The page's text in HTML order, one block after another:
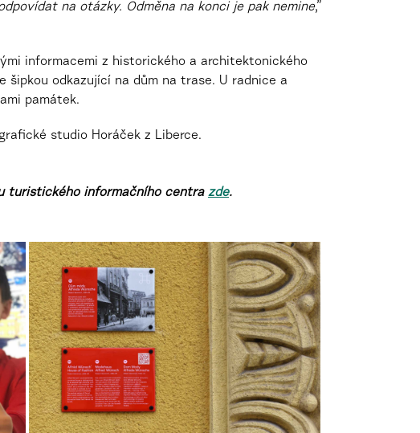
na otázky. Odměna na konci je pak nemine,”
informacemi z historického a architektonického
šipkou odkazující na dům na trase. U radnice a
památek.
studio Horáček z Liberce.
turistického informačního centra zde.